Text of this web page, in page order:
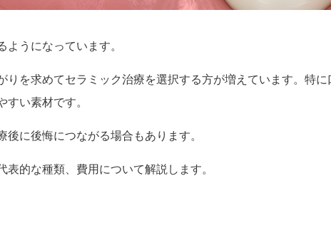
うになっています。
を求めてセラミック治療を選択する方が増えています。特
い素材です。
に後悔につながる場合もあります。
的な種類、費用について解説します。